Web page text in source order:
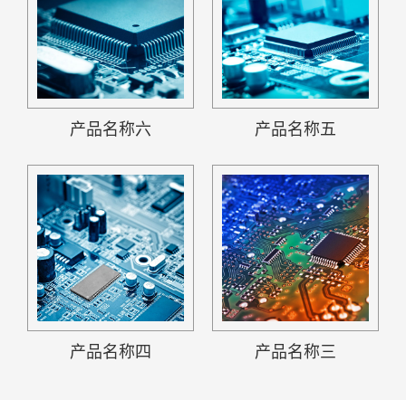
产品名称六 产品名称五
产品名称四 产品名称三